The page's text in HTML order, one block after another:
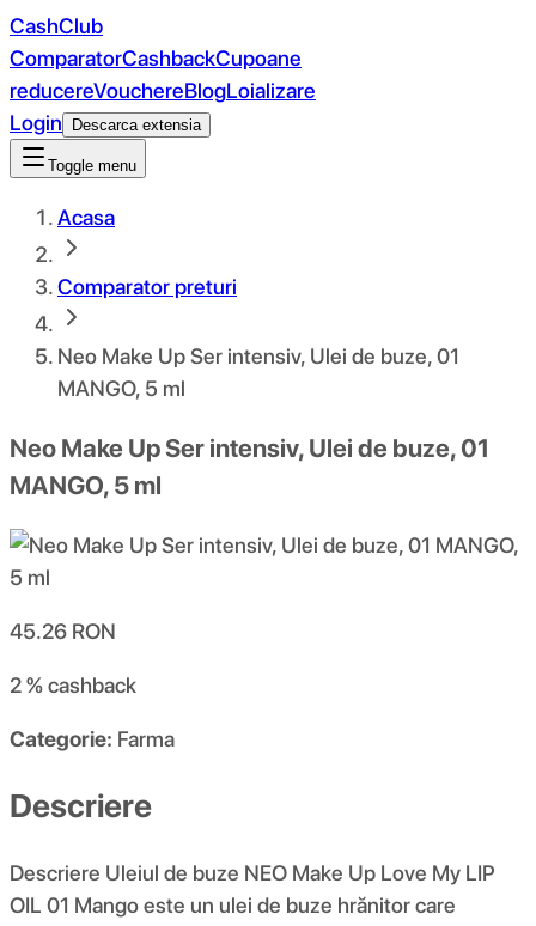
CashClub
ComparatorCashbackCupoane
reducereVouchereBlogLoializare
Login
Descarca extensia
Toggle menu
Acasa
Comparator preturi
Neo Make Up Ser intensiv, Ulei de buze, 01
MANGO, 5 ml
Neo Make Up Ser intensiv, Ulei de buze, 01
MANGO, 5 ml
45.26 RON
2 %cashback
Categorie: Farma
Descriere
Descriere Uleiul de buze NEO Make Up Love My LIP
OIL 01 Mango este un ulei de buze hrănitor care